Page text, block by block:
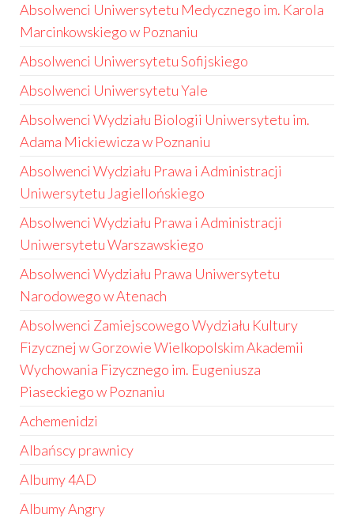
Absolwenci Uniwersytetu Medycznego im. Karola
Marcinkowskiego w Poznaniu
Absolwenci Uniwersytetu Sofijskiego
Absolwenci Uniwersytetu Yale
Absolwenci Wydziału Biologii Uniwersytetu im.
Adama Mickiewicza w Poznaniu
Absolwenci Wydziału Prawa i Administracji
Uniwersytetu Jagiellońskiego
Absolwenci Wydziału Prawa i Administracji
Uniwersytetu Warszawskiego
Absolwenci Wydziału Prawa Uniwersytetu
Narodowego w Atenach
Absolwenci Zamiejscowego Wydziału Kultury
Fizycznej w Gorzowie Wielkopolskim Akademii
Wychowania Fizycznego im. Eugeniusza
Piaseckiego w Poznaniu
Achemenidzi
Albańscy prawnicy
Albumy 4AD
Albumy Angry